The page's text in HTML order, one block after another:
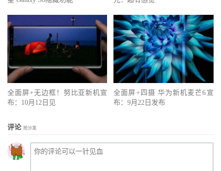
全面屏+无边框！努比亚新机宣
布：10月12日见
全面屏+四摄 华为新机麦芒6宣
布：9月22日发布
评论 抢沙发